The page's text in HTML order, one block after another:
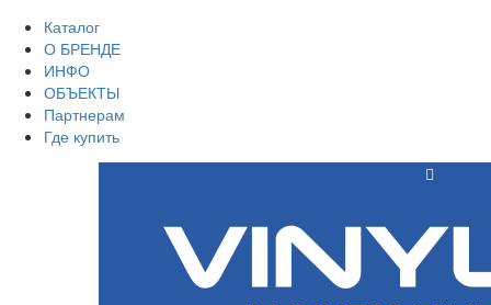
Каталог
О БРЕНДЕ
ИНФО
ОБЪЕКТЫ
Партнерам
Где купить